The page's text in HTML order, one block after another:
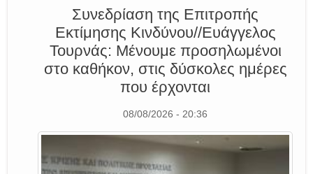
Συνεδρίαση της Επιτροπής
Εκτίμησης Κινδύνου//Ευάγγελος
Τουρνάς: Μένουμε προσηλωμένοι
στο καθήκον, στις δύσκολες ημέρες
που έρχονται
08/08/2026 - 20:36